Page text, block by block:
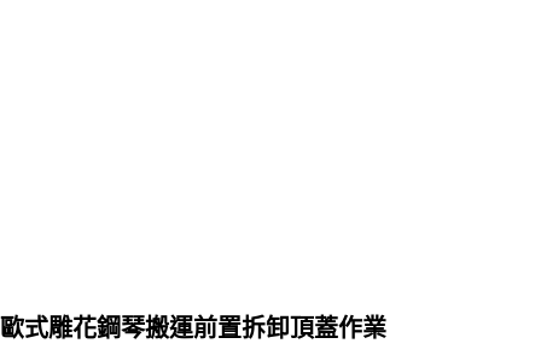
歐式雕花鋼琴搬運前置拆卸頂蓋作業